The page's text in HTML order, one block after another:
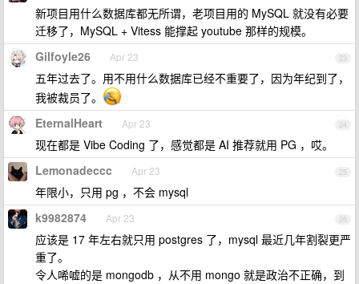
新项目用什么数据库都无所谓，老项目用的 MySQL 就没有必要
迁移了，MySQL + Vitess 能撑起 youtube 那样的规模。
23
Gilfoyle26 Apr 23
五年过去了。用不用什么数据库已经不重要了，因为年纪到了，
我被裁员了。
24
EternalHeart Apr 23
现在都是 Vibe Coding 了，感觉都是 AI 推荐就用 PG ，哎。
25
Lemonadeccc Apr 23
年限小，只用 pg ，不会 mysql
26
k9982874 Apr 23
应该是 17 年左右就只用 postgres 了，mysql 最近几年割裂更严
重了。
令人唏嘘的是 mongodb ，从不用 mongo 就是政治不正确，到